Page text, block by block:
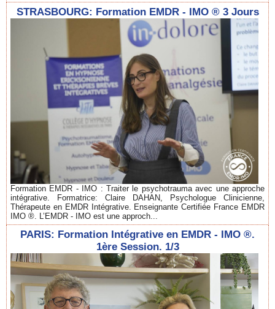
STRASBOURG: Formation EMDR - IMO ® 3 Jours
Formation EMDR - IMO : Traiter le psychotrauma avec une approche
intégrative. Formatrice: Claire DAHAN, Psychologue Clinicienne,
Thérapeute en EMDR Intégrative. Enseignante Certifiée France EMDR
IMO ®. L’EMDR - IMO est une approch...
PARIS: Formation Intégrative en EMDR - IMO ®.
1ère Session. 1/3